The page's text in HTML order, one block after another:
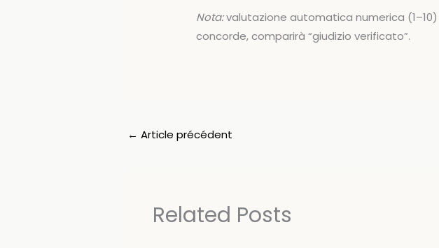
Nota:valutazione automatica numerica
concorde, comparirà “giudizio verificato”.
← Article précédent
Related Posts